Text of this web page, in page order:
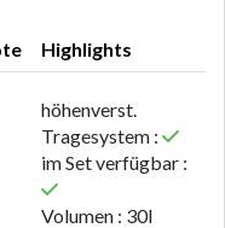
Highlights
höhenverst.
Tragesystem :
im Set verfügbar :
Volumen : 30l